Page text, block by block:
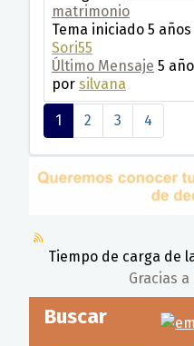
matrimonio
Tema iniciado 5
Sori55
Último Mensaje 5
por silvana
1 2 3 4
Tiempo de carga de
Gracias a
Buscar